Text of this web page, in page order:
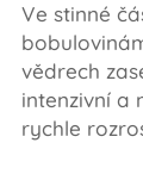
Ve stinné
vědrech
intenzivní a
rychle